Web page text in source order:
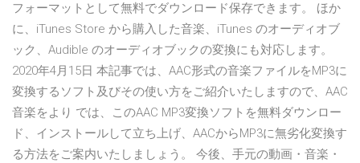
フォーマットとして無料でダウンロード保存できます。 ほか
に、iTunes Store から購入した音楽、iTunes のオーディオブ
ック、Audible のオーディオブックの変換にも対応します。
2020年4月15日 本記事では、AAC形式の音楽ファイルをMP3に
変換するソフト及びその使い方をご紹介いたしますので、AAC
音楽をより では、このAAC MP3変換ソフトを無料ダウンロー
ド、インストールして立ち上げ、AACからMP3に無劣化変換す
る方法をご案内いたしましょう。 今後、手元の動画・音楽・